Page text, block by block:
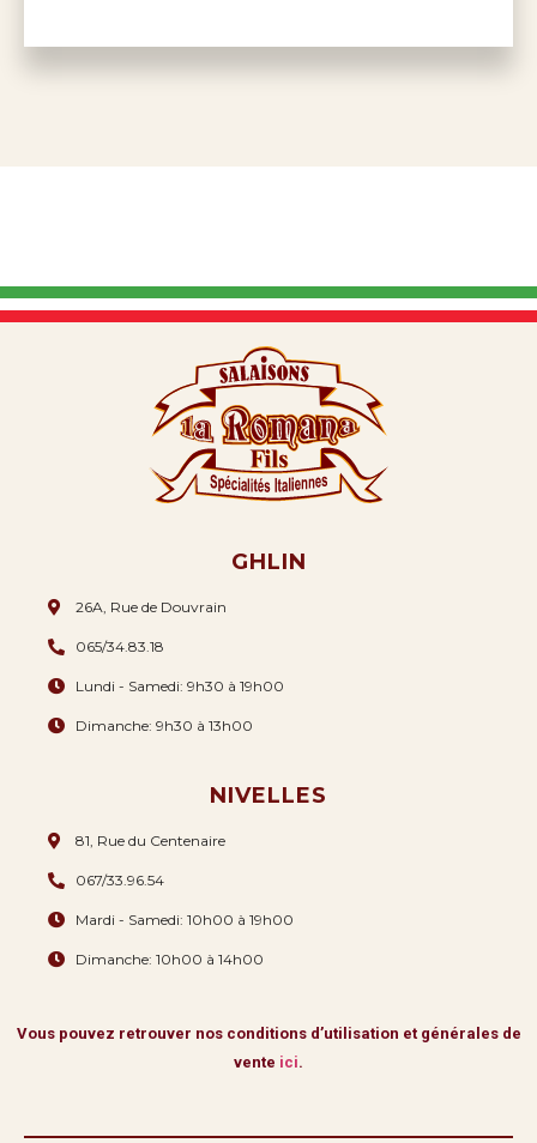
GHLIN
26A, Rue de Douvrain
065/34.83.18
Lundi - Samedi: 9h30 à 19h00
Dimanche: 9h30 à 13h00
NIVELLES
81, Rue du Centenaire
067/33.96.54
Mardi - Samedi: 10h00 à 19h00
Dimanche: 10h00 à 14h00
Vous pouvez retrouver nos conditions d’utilisation et générales de
vente ici.